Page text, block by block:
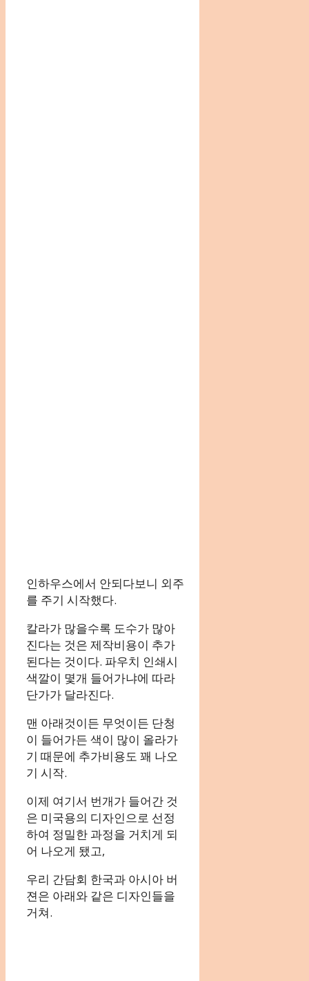
인하우스에서 안되다보니 외주
를 주기 시작했다.
칼라가 많을수록 도수가 많아
진다는 것은 제작비용이 추가
된다는 것이다. 파우치 인쇄시
색깔이 몇개 들어가냐에 따라
단가가 달라진다.
맨 아래것이든 무엇이든 단청
이 들어가든 색이 많이 올라가
기 때문에 추가비용도 꽤 나오
기 시작.
이제 여기서 번개가 들어간 것
은 미국용의 디자인으로 선정
하여 정밀한 과정을 거치게 되
어 나오게 됐고,
우리 간담회 한국과 아시아 버
젼은 아래와 같은 디자인들을
거쳐.